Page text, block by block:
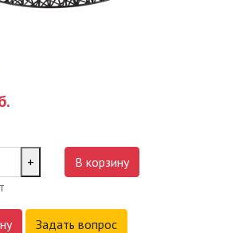
ДЕКОРАТИВНАЯ ПОДСВЕТКА
ДЕКОРАТИВНЫЕ СВЕТИЛЬНИКИ
+
В корзину
Задать вопрос